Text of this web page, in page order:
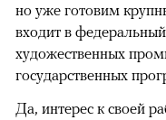
но уже готовим
входит в
художественных
государственных
Да, интерес к своей